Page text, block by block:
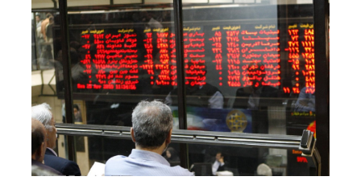
برترین مراکز خرید لگو در بازار ایران
درخشش ایران در المپیاد جهانی هوش مصنوعی
صعود 112 هزار واحدی شاخص بورس در معاملات امروز
دولت واگذاری مدیریت سهام عدالت به مردم را
مالیات پنهان بنزین بی‌کیفیت
رونمایی خودرو IM LS9 توسط نیکا موتور ، لوکس ترین شاسی بلند EREV در ایران